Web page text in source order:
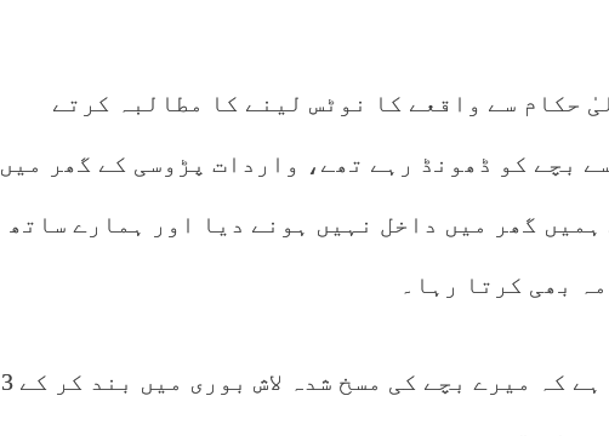
حکام سے واقعے کا نوٹس لینے کا مطالبہ کرتے
بتایا ہے کہ 2 دن سے بچے کو ڈھونڈ رہے تھے، واردات پڑوسی کے گھر میں
دی گئی، ملزم نے ہمیں گھر میں داخل نہیں ہونے دیا اور ہمارے ساتھ
بھی کرتا رہا۔
بچے کی والدہ نے بتایا ہے کہ میرے بچے کی مسخ شدہ لاش بوری میں بند کر کے 3